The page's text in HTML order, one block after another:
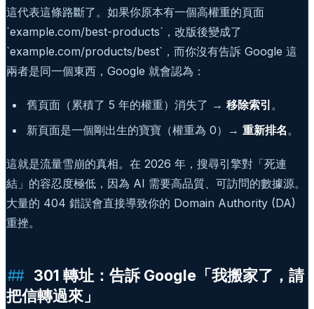
這代表這條路斷了。如果你原本有一個高權重的頁面
`example.com/best-products`，改版後變成了
`example.com/products/best`，而你沒有告訴 Google 這
兩者是同一個東西，Google 就會認為：
舊頁面（累積了 5 年的權重）消失了 → 移除索引 。
新頁面是一個剛出生的寶寶（權重為 0）→ 重新排名 。
這就是流量雪崩的真相。在 2026 年，搜尋引擎對「死連
結」的容忍度極低，因為 AI 需要高品質、可訪問的數據源。
大量的 404 錯誤會直接導致你的 Domain Authority (DA)
重挫。
301 轉址：告訴 Google「我搬家了，請
把信轉過來」